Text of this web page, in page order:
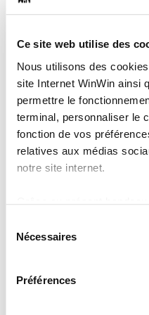
Ce site web utilise des
Nous utilisons des
site Internet WinWin ainsi
permettre le
terminal, personnaliser le
fonction de vos
relatives aux médias
notre site internet.
l’exception des cookies
fonctionnement du site.
cookies est accessible
Nécessaires
Préférences
nommé les
réalisation de
d’éventuelles
3
Faire des